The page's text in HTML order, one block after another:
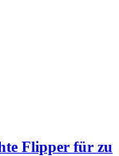
Flipper für zu